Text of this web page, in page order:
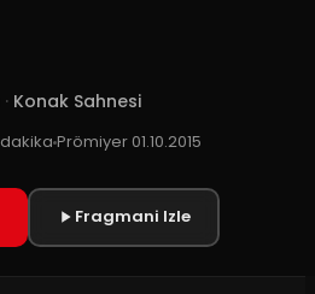
· Konak Sahnesi
dakikaPrömiyer 01.10.2015
Fragmani Izle